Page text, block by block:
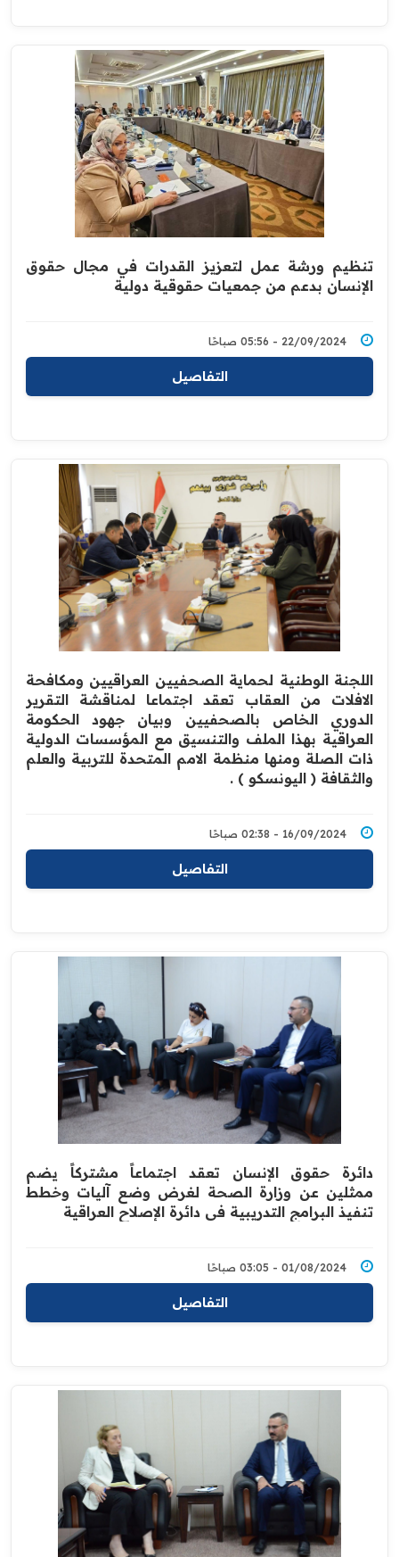
تنظيم ورشة عمل لتعزيز القدرات في مجال حقوق
الإنسان بدعم من جمعيات حقوقية دولية
22/09/2024 - 05:56 صباحًا
التفاصيل
اللجنة الوطنية لحماية الصحفيين العراقيين ومكافحة
الافلات من العقاب تعقد اجتماعا لمناقشة التقرير
الدوري الخاص بالصحفيين وبيان جهود الحكومة
العراقية بهذا الملف والتنسيق مع المؤسسات الدولية
ذات الصلة ومنها منظمة الامم المتحدة للتربية والعلم
والثقافة ( اليونسكو ) .
16/09/2024 - 02:38 صباحًا
التفاصيل
دائرة حقوق الإنسان تعقد اجتماعاً مشتركاً يضم
ممثلين عن وزارة الصحة لغرض وضع آليات وخطط
تنفيذ البرامج التدريبية في دائرة الإصلاح العراقية
01/08/2024 - 03:05 صباحًا
التفاصيل